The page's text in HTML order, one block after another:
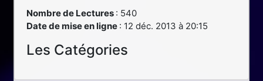
Nombre de Lectures : 540
Date de mise en ligne : 12 déc. 2013 à 20:15
Les Catégories